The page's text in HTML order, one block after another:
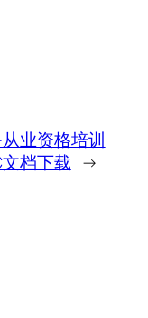
业资格培训
档下载 →